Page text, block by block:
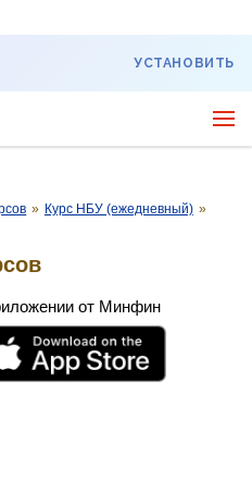
УСТАНОВИТЬ
» Курс НБУ (ежедневный) »
от Минфин